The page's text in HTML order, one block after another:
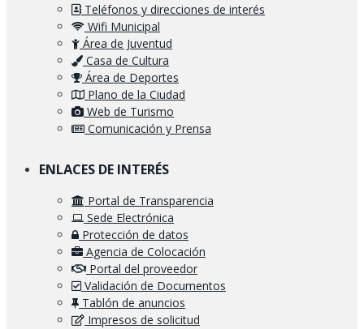
Teléfonos y direcciones de interés
Wifi Municipal
Área de Juventud
Casa de Cultura
Área de Deportes
Plano de la Ciudad
Web de Turismo
Comunicación y Prensa
ENLACES DE INTERÉS
Portal de Transparencia
Sede Electrónica
Protección de datos
Agencia de Colocación
Portal del proveedor
Validación de Documentos
Tablón de anuncios
Impresos de solicitud